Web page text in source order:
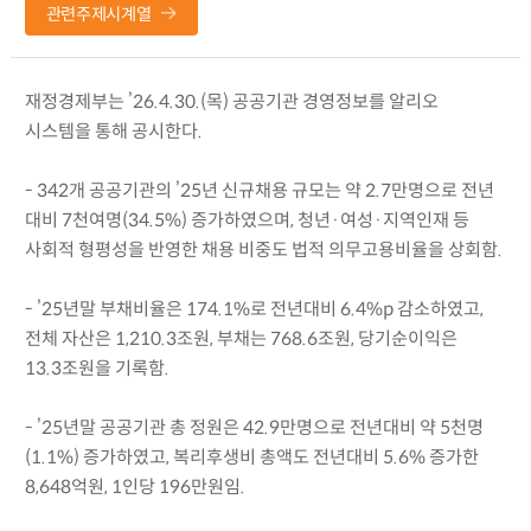
관련주제시계열
재정경제부는 ’26.4.30.(목) 공공기관 경영정보를 알리오
시스템을 통해 공시한다.
- 342개 공공기관의 ’25년 신규채용 규모는 약 2.7만명으로 전년
대비 7천여명(34.5%) 증가하였으며, 청년·여성·지역인재 등
사회적 형평성을 반영한 채용 비중도 법적 의무고용비율을 상회함.
- ’25년말 부채비율은 174.1%로 전년대비 6.4%p 감소하였고,
전체 자산은 1,210.3조원, 부채는 768.6조원, 당기순이익은
13.3조원을 기록함.
- ’25년말 공공기관 총 정원은 42.9만명으로 전년대비 약 5천명
(1.1%) 증가하였고, 복리후생비 총액도 전년대비 5.6% 증가한
8,648억원, 1인당 196만원임.